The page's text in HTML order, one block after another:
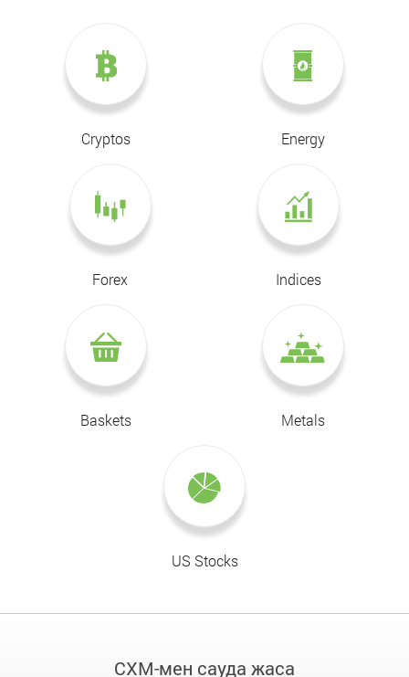
Cryptos Energy
Forex Indices
Baskets Metals
US Stocks
CXM-мен сауда жаса